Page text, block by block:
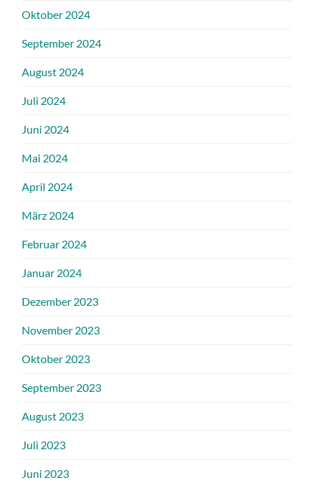
Oktober 2024
September 2024
August 2024
Juli 2024
Juni 2024
Mai 2024
April 2024
März 2024
Februar 2024
Januar 2024
Dezember 2023
November 2023
Oktober 2023
September 2023
August 2023
Juli 2023
Juni 2023